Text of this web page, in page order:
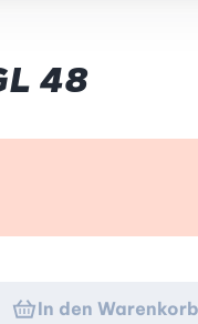
48
In den Warenkorb